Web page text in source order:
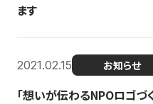
ます
2021.02.15 お知らせ
「想いが伝わるNPOロゴづ